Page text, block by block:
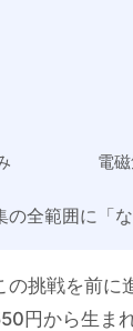
電
の全範囲に「
挑戦を前
円から生まれ